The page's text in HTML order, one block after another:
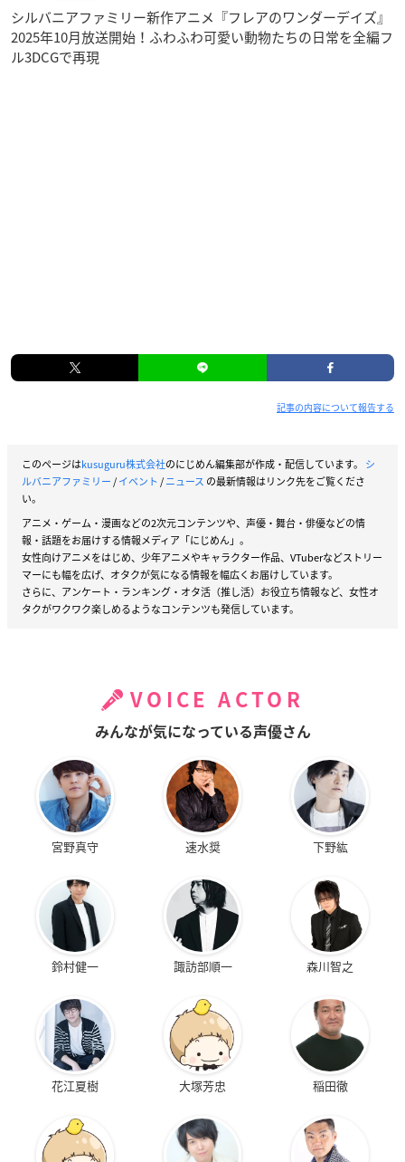
シルバニアファミリー新作アニメ『フレアのワンダーデイズ』
2025年10月放送開始！ふわふわ可愛い動物たちの日常を全編フ
ル3DCGで再現
記事の内容について報告する
このページはkusuguru株式会社のにじめん編集部が作成・配信しています。 シ
ルバニアファミリー/イベント /ニュース の最新情報はリンク先をご覧くださ
い。
アニメ・ゲーム・漫画などの2次元コンテンツや、声優・舞台・俳優などの情
報・話題をお届けする情報メディア「にじめん」。
女性向けアニメをはじめ、少年アニメやキャラクター作品、VTuberなどストリー
マーにも幅を広げ、オタクが気になる情報を幅広くお届けしています。
さらに、アンケート・ランキング・オタ活（推し活）お役立ち情報など、女性オ
タクがワクワク楽しめるようなコンテンツも発信しています。
VOICE ACTOR
みんなが気になっている声優さん
宮野真守 速水奨 下野紘
鈴村健一 諏訪部順一 森川智之
花江夏樹 大塚芳忠 稲田徹